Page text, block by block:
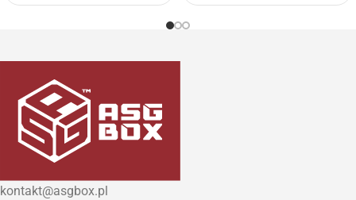
kontakt@asgbox.pl